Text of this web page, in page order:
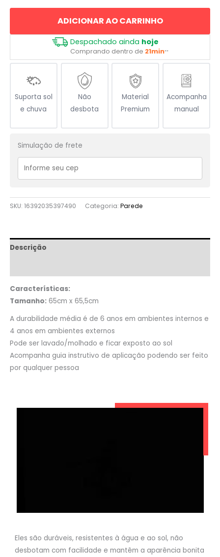
Amor
Favor
ADICIONAR AO CARRINHO
Despachado ainda hoje
Comprando dentro de 21min**
Suporta sol
e chuva
Não
desbota
Material
Premium
Acompanha
manual
Simulação de frete
SKU: 16392035397490 Categoria: Parede
Descrição
Características:
Tamanho: 65cm x 65,5cm
A durabilidade média é de 6 anos em ambientes internos e
4 anos em ambientes externos
Pode ser lavado/molhado e ficar exposto ao sol
Acompanha guia instrutivo de aplicação podendo ser feito
por qualquer pessoa
Eles são duráveis, resistentes à água e ao sol, não
desbotam com facilidade e mantêm a aparência bonita